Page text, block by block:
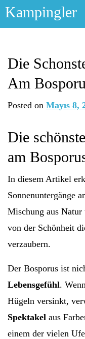
Skip
Kampingler
Die
Am
Posted on Mayıs 8,
Die
am
In diesem Artikel
Sonnenuntergänge
Mischung aus
von der Schönheit
verzaubern.
Der Bosporus ist
Lebensgefühl.
Hügeln versinkt,
Spektakel aus
einem der vielen